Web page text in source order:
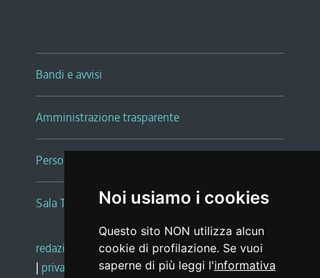
Noi usiamo i cookies
Questo sito NON utilizza alcun
cookie di profilazione. Se vuoi
saperne di più leggi l'informativa
Bandi e avvisi
Amministrazione trasparente
Persone e Uffici
Sala Tiziano Tessitori
redazione web |note legali |glossario
| privacy social media policy